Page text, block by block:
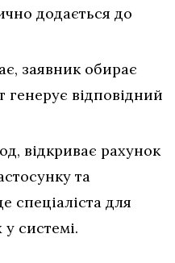
додається до
заявник обирає
генерує відповідний
відкриває рахунок
та
спеціаліста для
системі.